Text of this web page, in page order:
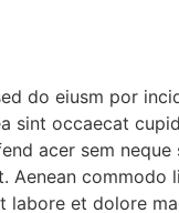
do eiusm por
sint occaecat
acer sem
et dolore